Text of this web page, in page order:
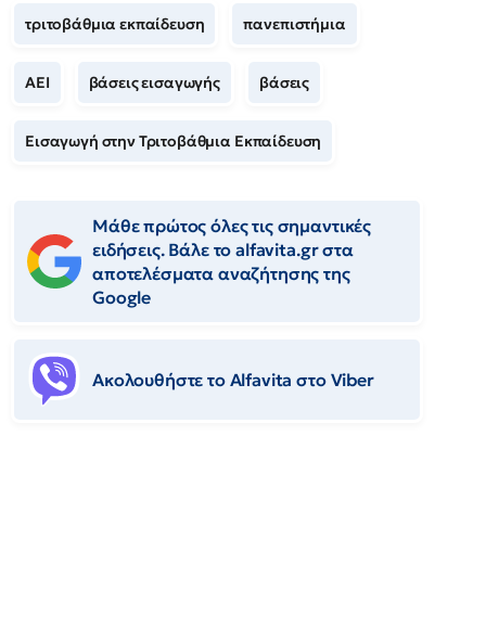
τριτοβάθμια εκπαίδευση πανεπιστήμια
ΑΕΙ βάσεις εισαγωγής βάσεις
Εισαγωγή στην Τριτοβάθμια Εκπαίδευση
Μάθε πρώτος όλες τις σημαντικές
ειδήσεις. Βάλε το alfavita.gr στα
αποτελέσματα αναζήτησης της
Google
Ακολουθήστε το Αlfavita στο Viber